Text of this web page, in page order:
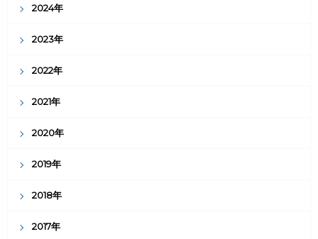
2024年
2023年
2022年
2021年
2020年
2019年
2018年
2017年